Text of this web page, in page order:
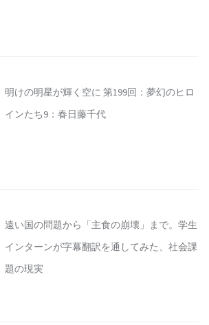
明けの明星が輝く空に 第199回：夢幻のヒロ
インたち9：春日藤千代
遠い国の問題から「主食の崩壊」まで。学生
インターンが字幕翻訳を通してみた、社会課
題の現実